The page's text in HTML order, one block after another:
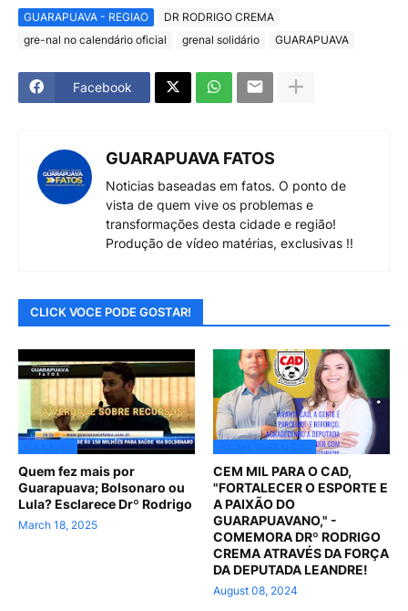
GUARAPUAVA - REGIAO
DR RODRIGO CREMA
gre-nal no calendário oficial
grenal solidário GUARAPUAVA
Facebook
GUARAPUAVA FATOS
Noticias baseadas em fatos. O ponto de
vista de quem vive os problemas e
transformações desta cidade e região!
Produção de vídeo matérias, exclusivas !!
CLICK VOCE PODE GOSTAR!
Quem fez mais por
Guarapuava; Bolsonaro ou
Lula? Esclarece Drº Rodrigo
March 18, 2025
CEM MIL PARA O CAD,
"FORTALECER O ESPORTE E
A PAIXÃO DO
GUARAPUAVANO," -
COMEMORA DRº RODRIGO
CREMA ATRAVÉS DA FORÇA
DA DEPUTADA LEANDRE!
August 08, 2024